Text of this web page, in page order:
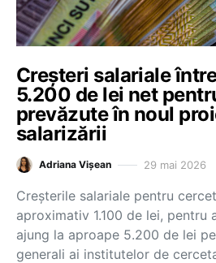
Creșteri salariale
5.200 de lei net
prevăzute în noul
salarizării
Adriana Vișean 29 mai 2026
Creșterile salariale pentru
aproximativ 1.100 de lei, pentru
ajung la aproape 5.200 de lei
generali ai institutelor de